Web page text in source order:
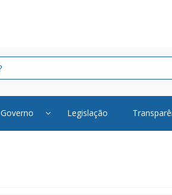
Governo Legislação